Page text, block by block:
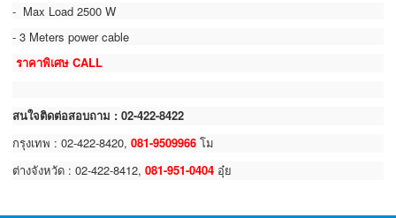
- Max Load 2500 W
- 3 Meters power cable
ราคาพิเศษ CALL
สนใจติดต่อสอบถาม : 02-422-8422
กรุงเทพ : 02-422-8420,081-9509966 โม
ต่างจังหวัด : 02-422-8412,081-951-0404 อุ๋ย